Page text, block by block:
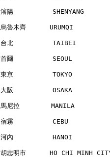
瀋陽          SHENYANG
烏魯木齊      URUMQI
台北          TAIBEI
首爾          SEOUL
東京          TOKYO
大阪          OSAKA
馬尼拉        MANILA
宿霧          CEBU
河內          HANOI
胡志明市      HO CHI MINH